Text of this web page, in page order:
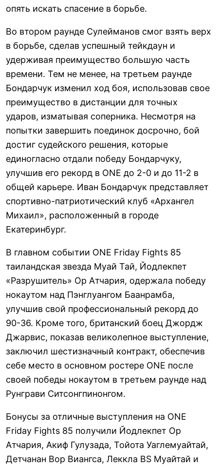
опять искать спасение в борьбе.
Во втором раунде Сулейманов смог взять верх
в борьбе, сделав успешный тейкдаун и
удерживая преимущество большую часть
времени. Тем не менее, на третьем раунде
Бондарчук изменил ход боя, использовав свое
преимущество в дистанции для точных
ударов, изматывая соперника. Несмотря на
попытки завершить поединок досрочно, бой
достиг судейского решения, которые
единогласно отдали победу Бондарчуку,
улучшив его рекорд в ONE до 2-0 и до 11-2 в
общей карьере. Иван Бондарчук представляет
спортивно-патриотический клуб «Архангел
Михаил», расположенный в городе
Екатеринбург.
В главном событии ONE Friday Fights 85
таиландская звезда Муай Тай, Йодлекпет
«Разрушитель» Ор Атчария, одержала победу
нокаутом над Пэнглуангом Баанрамба,
улучшив свой профессиональный рекорд до
90-36. Кроме того, британский боец Джордж
Джарвис, показав великолепное выступление,
заключил шестизначный контракт, обеспечив
себе место в основном ростере ONE после
своей победы нокаутом в третьем раунде над
Рунграви Ситсонгпинонгом.
Бонусы за отличные выступления на ONE
Friday Fights 85 получили Йодлекпет Ор
Атчария, Акиф Гулузада, Тойота Уаглемуайтай,
Детчанан Вор Виангса, Леккла BS Муайтай и